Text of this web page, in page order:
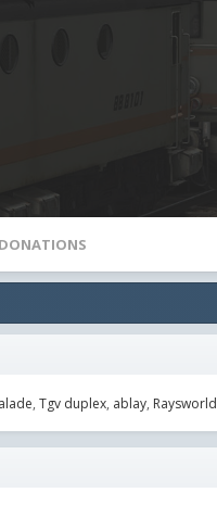
DONATIONS
Tgv duplex ablay Raysworld